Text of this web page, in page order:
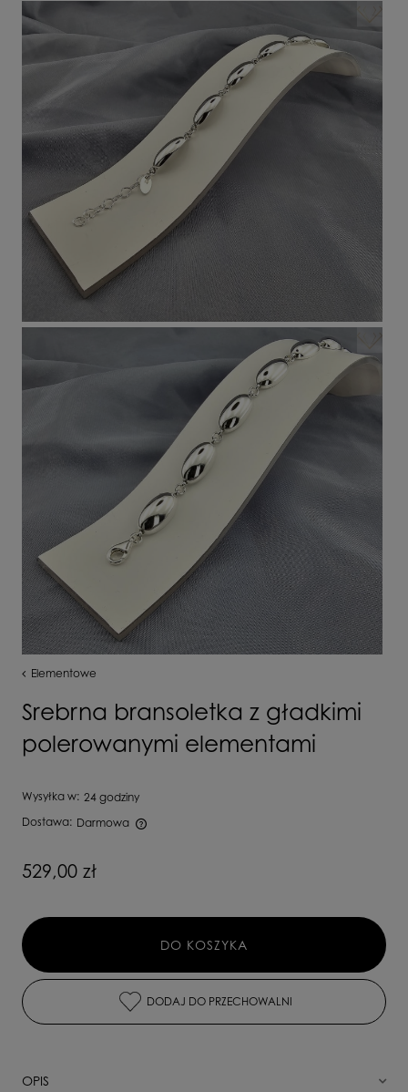
Elementowe
Srebrna bransoletka z gładkimi
polerowanymi elementami
Wysyłka w: 24 godziny
Dostawa: Darmowa
529,00 zł
DO KOSZYKA
DODAJ DO PRZECHOWALNI
OPIS